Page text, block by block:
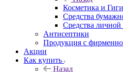
Косметика и
Средства
Средства
Антисептики
Продукция с
Акции
Как купить
Назад